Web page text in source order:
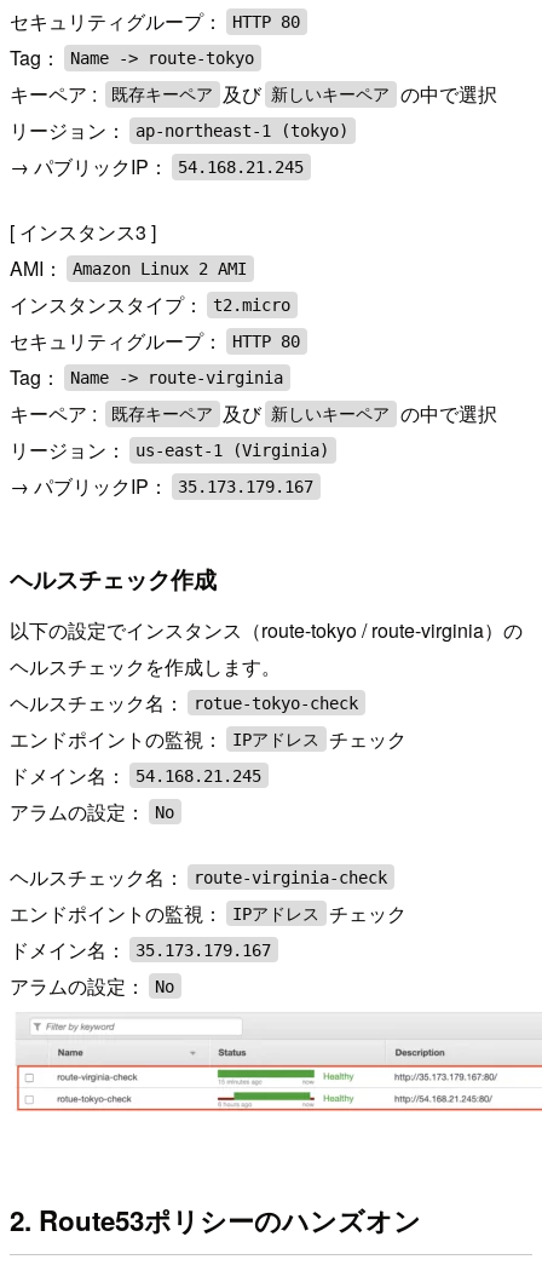
セキュリティグループ： HTTP 80
Tag： Name -> route-tokyo
キーペア : 既存キーペア 及び 新しいキーペア
の中で選択
リージョン：
ap-northeast-1 (tokyo)
→ パブリックIP： 54.168.21.245
[ インスタンス3 ]
AMI：
Amazon Linux 2 AMI
インスタンスタイプ： t2.micro
セキュリティグループ： HTTP 80
Tag： Name -> route-virginia
キーペア : 既存キーペア 及び 新しいキーペア
の中で選択
リージョン：
us-east-1 (Virginia)
→ パブリックIP： 35.173.179.167
ヘルスチェック作成
以下の設定でインスタンス（route-tokyo / route-virginia）の
ヘルスチェックを作成します。
ヘルスチェック名：
rotue-tokyo-check
エンドポイントの監視： IPアドレス
チェック
ドメイン名：
54.168.21.245
アラムの設定： No
ヘルスチェック名： route-virginia-check
エンドポイントの監視： IPアドレス
チェック
ドメイン名：
35.173.179.167
アラムの設定： No
2. Route53ポリシーのハンズオン